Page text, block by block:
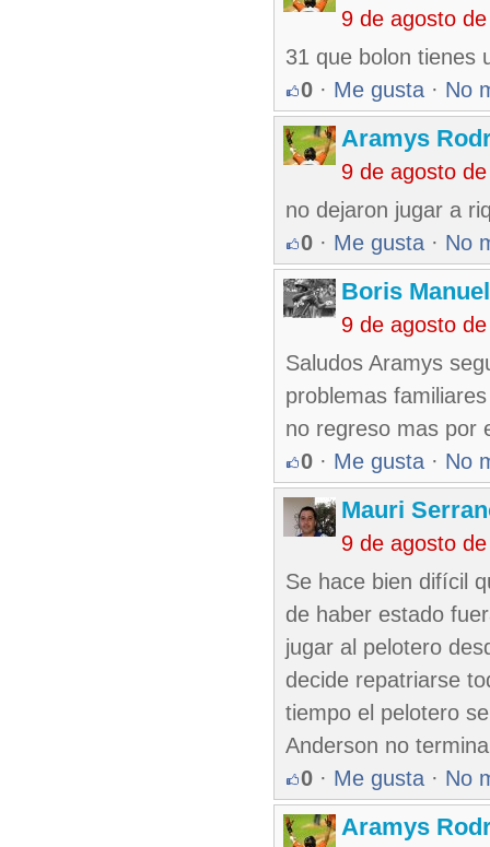
9 de agosto
31 que bolon tienes
0 · Me gusta · No
Aramys
9 de agosto
no dejaron jugar a
0 · Me gusta · No
Boris
9 de agosto
Saludos Aramys
problemas
no regreso mas por
0 · Me gusta · No
Mauri
9 de agosto
Se hace bien difícil
de haber estado
jugar al pelotero
decide repatriarse
tiempo el pelotero
Anderson no
0 · Me gusta · No
Aramys